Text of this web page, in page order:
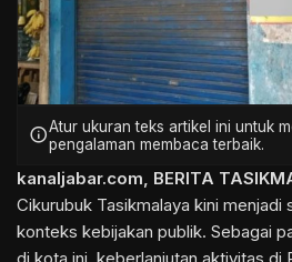
infoAtur ukuran teks artikel ini untuk
pengalaman membaca terbaik.
kanaljabar.com, BERITA
Cikurubuk Tasikmalaya kini menjadi
konteks kebijakan publik. Sebagai